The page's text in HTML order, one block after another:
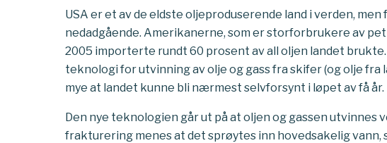
USA er et av de eldste oljeproduserende land i verden,
nedadgående. Amerikanerne, som er storforbrukere av
2005 importerte rundt 60 prosent av all oljen landet
teknologi for utvinning av olje og gass fra skifer (og olje fra
mye at landet kunne bli nærmest selvforsynt i løpet av få år.
Den nye teknologien går ut på at oljen og gassen utvinnes
frakturering menes at det sprøytes inn hovedsakelig vann,